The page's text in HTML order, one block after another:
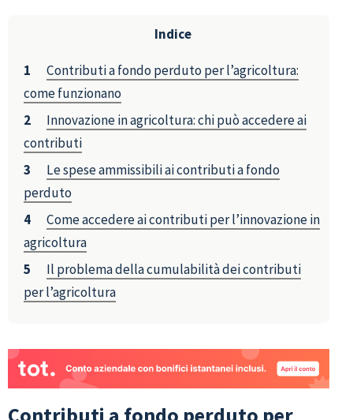
Indice
Contributi a fondo perduto per l’agricoltura:
come funzionano
Innovazione in agricoltura: chi può accedere ai
contributi
Le spese ammissibili ai contributi a fondo
perduto
Come accedere ai contributi per l’innovazione in
agricoltura
Il problema della cumulabilità dei contributi
per l’agricoltura